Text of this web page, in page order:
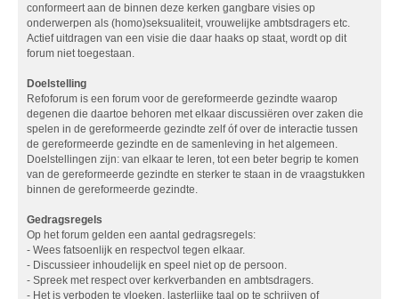
conformeert aan de binnen deze kerken gangbare visies op
onderwerpen als (homo)seksualiteit, vrouwelijke ambtsdragers etc.
Actief uitdragen van een visie die daar haaks op staat, wordt op dit
forum niet toegestaan.
Doelstelling
Refoforum is een forum voor de gereformeerde gezindte waarop
degenen die daartoe behoren met elkaar discussiëren over zaken die
spelen in de gereformeerde gezindte zelf óf over de interactie tussen
de gereformeerde gezindte en de samenleving in het algemeen.
Doelstellingen zijn: van elkaar te leren, tot een beter begrip te komen
van de gereformeerde gezindte en sterker te staan in de vraagstukken
binnen de gereformeerde gezindte.
Gedragsregels
Op het forum gelden een aantal gedragsregels:
- Wees fatsoenlijk en respectvol tegen elkaar.
- Discussieer inhoudelijk en speel niet op de persoon.
- Spreek met respect over kerkverbanden en ambtsdragers.
- Het is verboden te vloeken, lasterlijke taal op te schrijven of